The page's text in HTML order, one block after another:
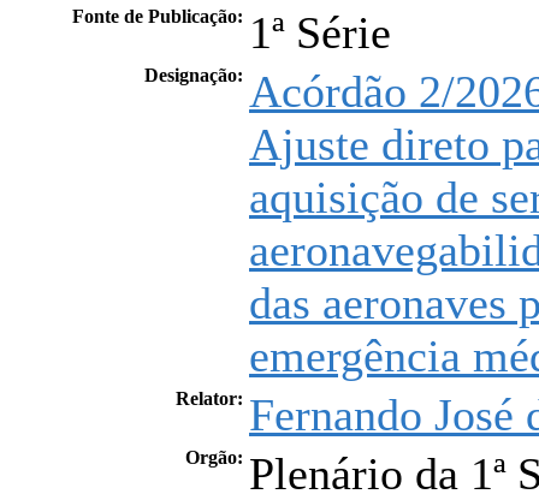
Fonte de Publicação: 1ª Série
Designação: Acórdão 2/
Ajuste direto
aquisição de
das aeronaves
emergência
Relator: Fernando
Orgão: Plenário da 1ª